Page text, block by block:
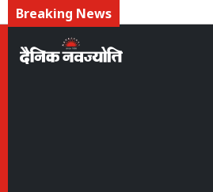
Breaking News